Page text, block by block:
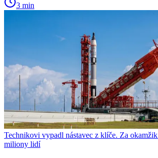
3 min
Technikovi vypadl nástavec z klíče. Za
miliony lidí